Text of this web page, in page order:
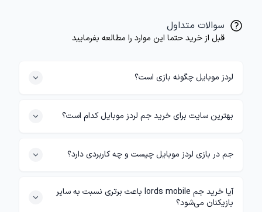
سوالات متداول
قبل از خرید حتما این موارد را مطالعه بفرمایید
لردز موبایل چگونه بازی است؟
بهترین سایت برای خرید جم لردز موبایل کدام است؟
جم در بازی لردز موبایل چیست و چه کاربردی دارد؟
آیا خرید جم lords mobile باعث برتری نسبت به سایر
بازیکنان می‌شود؟